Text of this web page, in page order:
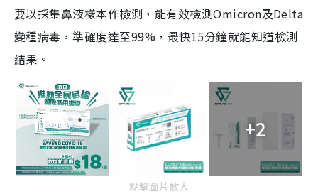
要以採集鼻液樣本作檢測，能有效檢測Omicron及Delta
變種病毒，準確度達至99%，最快15分鐘就能知道檢測
結果。
+2
點擊圖片放大